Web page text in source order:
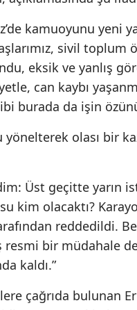
kamuoyunu yeni
sivil
eksik ve yanlış
can kaybı
burada da işin
olası bir
Üst geçitte yarın
kim olacaktı?
reddedildi.
resmi bir müdahale
kaldı.”
çağrıda bulunan